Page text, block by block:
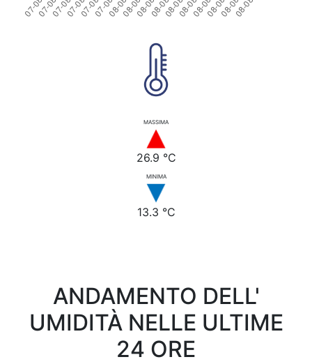
MASSIMA
26.9 °C
MINIMA
13.3 °C
ANDAMENTO DELL'
UMIDITÀ NELLE ULTIME
24 ORE